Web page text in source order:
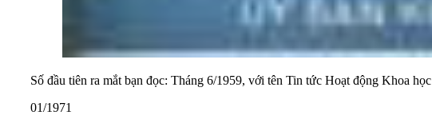
Số đầu tiên ra mắt bạn đọc: Tháng 6/1959, với tên Tin tức Hoạt động Khoa học
01/1971